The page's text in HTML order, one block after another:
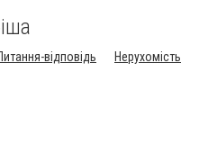
відповідь
Нерухомість